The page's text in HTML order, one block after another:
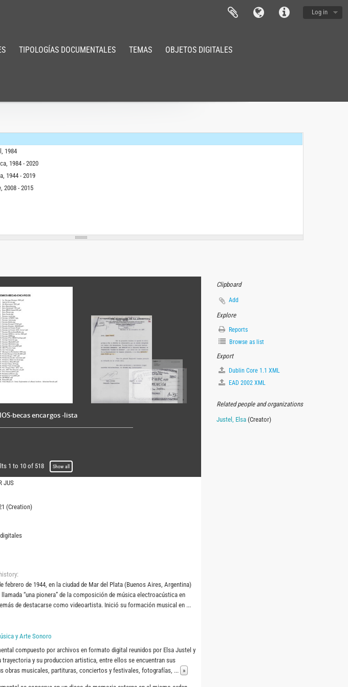
Log in
TIPOLOGÍAS DOCUMENTALES TEMAS
OBJETOS DIGITALES
1984
1984 - 2020
1944 - 2019
2008 - 2015
becas encargos -lista
1 to 10 of 518 Show all
JUS
(Creation)
febrero de 1944, en la ciudad de Mar del Plata (Buenos Aires, Argentina)
“una pionera” de la composición de música electroacústica en
de destacarse como videoartista. Inició su formación musical en ...
y Arte Sonoro
compuesto por archivos en formato digital reunidos por Elsa Justel y
trayectoria y su produccion artistica, entre ellos se encuentran sus
obras musicales, partituras, conciertos y festivales, fotografías, ... »
Clipboard
Add
Explore
Reports
Browse as list
Export
Dublin Core 1.1 XML
EAD 2002 XML
Related people and organizations
Justel, Elsa (Creator)